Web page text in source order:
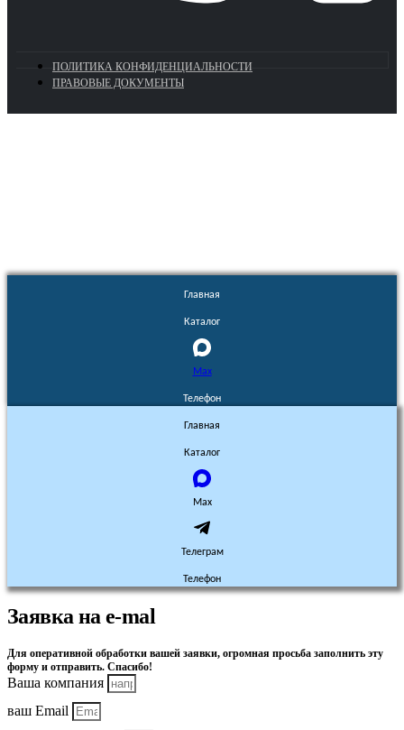
ПОЛИТИКА КОНФИДЕНЦИАЛЬНОСТИ
ПРАВОВЫЕ ДОКУМЕНТЫ
Главная
Каталог
Max
Телефон
Главная
Каталог
Max
Телеграм
Телефон
Заявка на e-mal
Для оперативной обработки вашей заявки, огромная просьба заполнить эту
форму и отправить. Спасибо!
Ваша компания
ваш Email